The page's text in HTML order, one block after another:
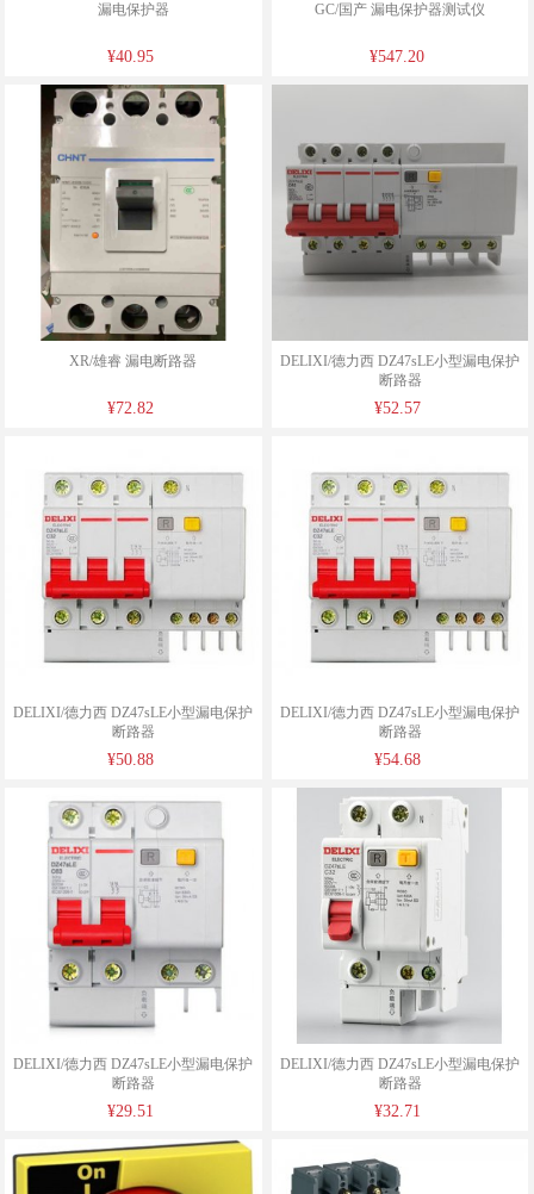
漏电保护器
¥40.95
GC/国产 漏电保护器测试仪
¥547.20
XR/雄睿 漏电断路器
¥72.82
DELIXI/德力西 DZ47sLE小型漏电保护
断路器
¥52.57
DELIXI/德力西 DZ47sLE小型漏电保护
断路器
¥50.88
DELIXI/德力西 DZ47sLE小型漏电保护
断路器
¥54.68
DELIXI/德力西 DZ47sLE小型漏电保护
断路器
¥29.51
DELIXI/德力西 DZ47sLE小型漏电保护
断路器
¥32.71